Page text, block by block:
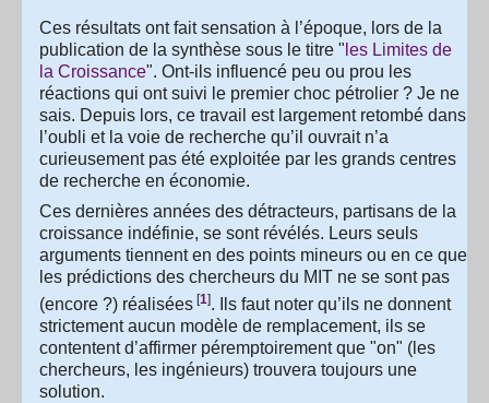
Ces résultats ont fait sensation à l’époque, lors de la
publication de la synthèse sous le titre " les Limites de
la Croissance". Ont-ils influencé peu ou prou les
réactions qui ont suivi le premier choc pétrolier ? Je ne
sais. Depuis lors, ce travail est largement retombé dans
l’oubli et la voie de recherche qu’il ouvrait n’a
curieusement pas été exploitée par les grands centres
de recherche en économie.
Ces dernières années des détracteurs, partisans de la
croissance indéfinie, se sont révélés. Leurs seuls
arguments tiennent en des points mineurs ou en ce que
les prédictions des chercheurs du MIT ne se sont pas
(encore ?) réalisées [1]. Ils faut noter qu’ils ne donnent
strictement aucun modèle de remplacement, ils se
contentent d’affirmer péremptoirement que "on" (les
chercheurs, les ingénieurs) trouvera toujours une
solution.